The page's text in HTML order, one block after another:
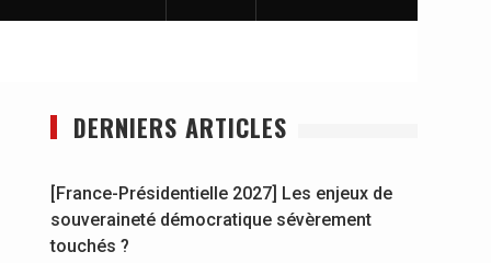
DERNIERS ARTICLES
[France-Présidentielle 2027] Les enjeux de
souveraineté démocratique sévèrement
touchés ?